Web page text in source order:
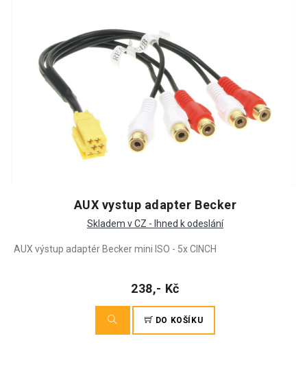
AUX vystup adapter Becker
Skladem v CZ - Ihned k odeslání
AUX výstup adaptér Becker mini ISO - 5x CINCH
238,- Kč
DO KOŠÍKU